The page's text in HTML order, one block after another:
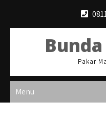
Pakar
Menu